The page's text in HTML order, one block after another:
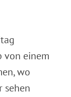
von einem
wo
sehen